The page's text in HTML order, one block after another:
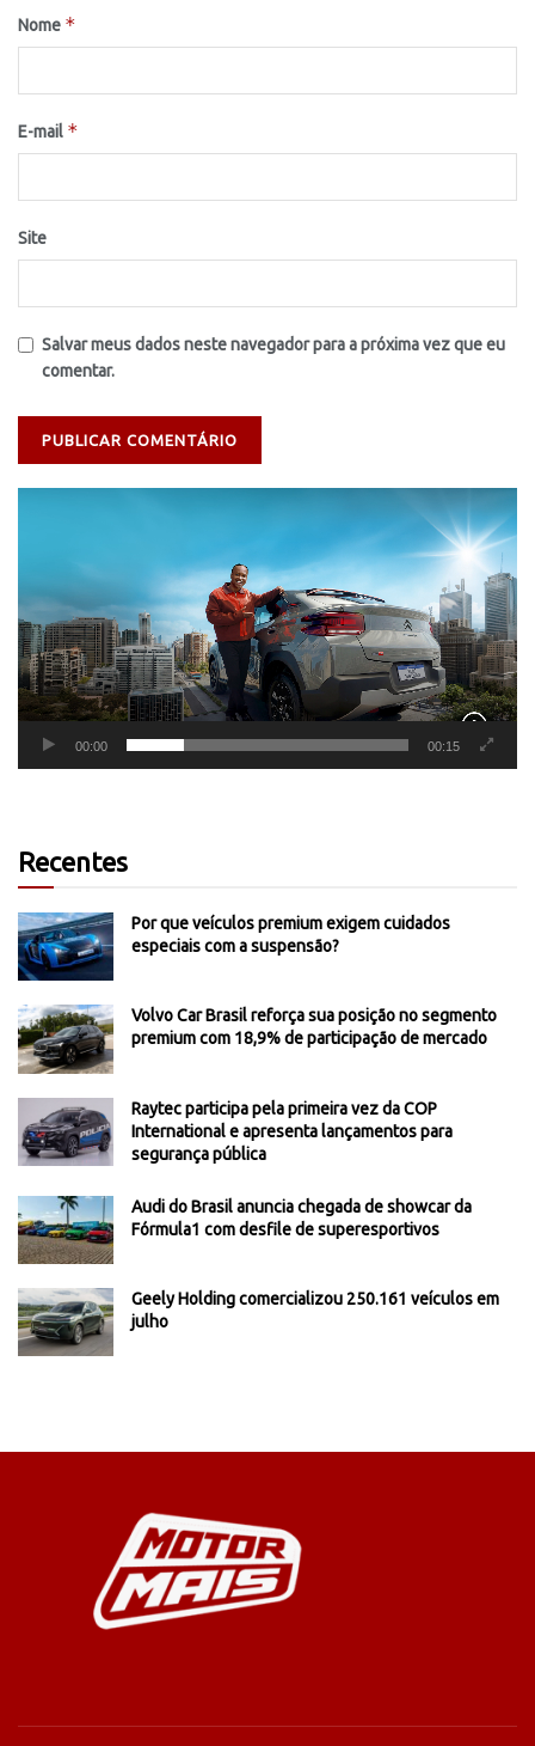
Nome *
E-mail *
Site
Salvar meus dados neste navegador para a próxima vez que eu
comentar.
00:00 00:15
Recentes
Por que veículos premium exigem cuidados
especiais com a suspensão?
Volvo Car Brasil reforça sua posição no segmento
premium com 18,9% de participação de mercado
Raytec participa pela primeira vez da COP
International e apresenta lançamentos para
segurança pública
Audi do Brasil anuncia chegada de showcar da
Fórmula1 com desfile de superesportivos
Geely Holding comercializou 250.161 veículos em
julho